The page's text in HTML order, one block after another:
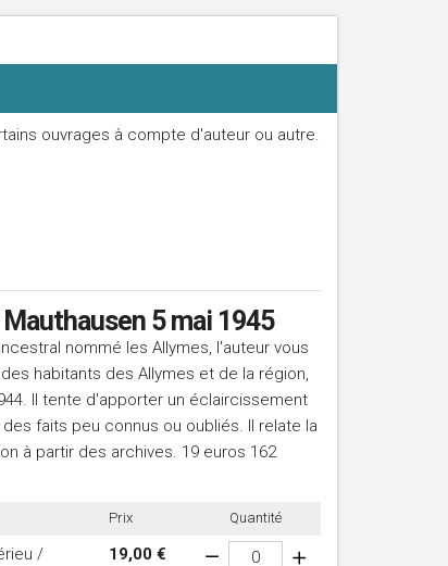
ouvrages à compte d'auteur ou autre.
5 mai 1945
nommé les Allymes, l'auteur vous
habitants des Allymes et de la région,
Il tente d'apporter un éclaircissement
faits peu connus ou oubliés. Il relate la
à partir des archives. 19 euros 162
Prix Quantité
/
19,00 €